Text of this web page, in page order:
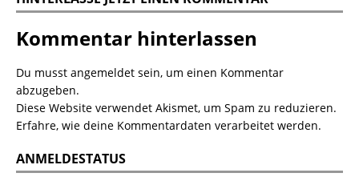
Kommentar hinterlassen
Du musst angemeldet sein, um einen Kommentar
abzugeben.
Diese Website verwendet Akismet, um Spam zu reduzieren.
Erfahre, wie deine Kommentardaten verarbeitet werden.
ANMELDESTATUS